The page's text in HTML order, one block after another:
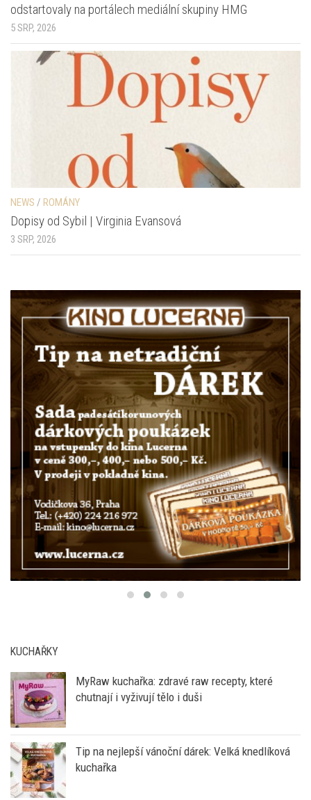
odstartovaly na portálech mediální skupiny HMG
5 SRP, 2026
NEWS / ROMÁNY
Dopisy od Sybil | Virginia Evansová
3 SRP, 2026
KUCHAŘKY
MyRaw kuchařka: zdravé raw recepty, které
chutnají i vyživují tělo i duši
Tip na nejlepší vánoční dárek: Velká knedlíková
kuchařka